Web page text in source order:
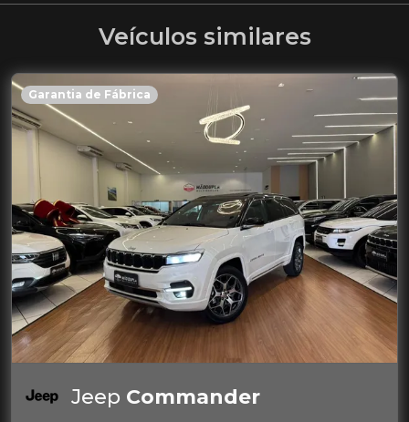
Veículos similares
Garantia de Fábrica
Jeep Commander